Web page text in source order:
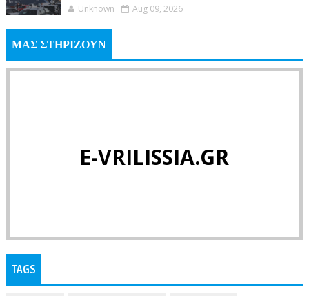
Unknown Aug 09, 2026
ΜΑΣ ΣΤΗΡΙΖΟΥΝ
E-VRILISSIA.GR
TAGS